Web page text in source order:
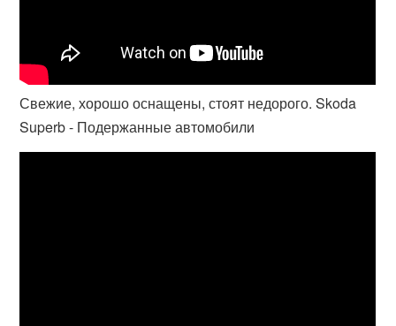
Свежие, хорошо оснащены, стоят недорого. Skoda
Superb - Подержанные автомобили